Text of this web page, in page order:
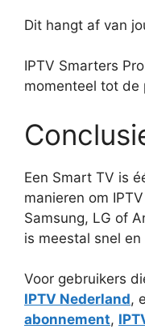
Dit hangt af van
IPTV Smarters
momenteel tot de
Een Smart TV is
manieren om
Samsung, LG of
is meestal snel
Voor gebruikers
IPTV Nederland,
abonnement,